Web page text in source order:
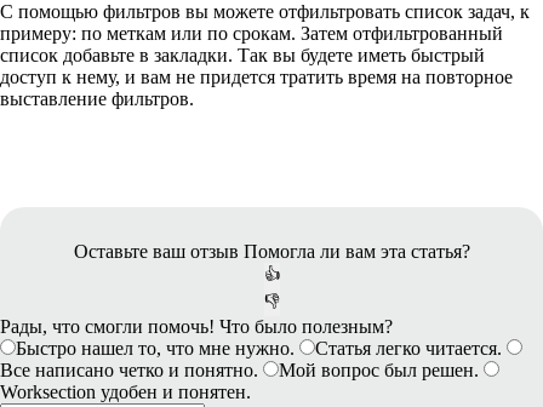
С помощью фильтров вы можете отфильтровать список задач, к
примеру: по меткам или по срокам. Затем отфильтрованный
список добавьте в закладки. Так вы будете иметь быстрый
доступ к нему, и вам не придется тратить время на повторное
выставление фильтров.
Оставьте ваш отзыв Помогла ли вам эта статья?
👍
👎
Рады, что смогли помочь! Что было полезным?
Быстро нашел то, что мне нужно.
Статья легко читается.
Все написано четко и понятно.
Мой вопрос был решен.
Worksection удобен и понятен.